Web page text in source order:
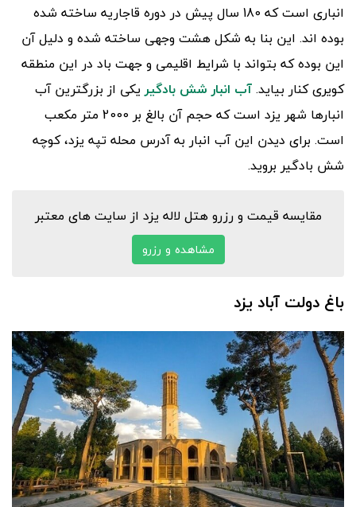
انباری است که 180 سال پیش در دوره قاجاریه ساخته شده
بوده اند. این بنا به شکل هشت وجهی ساخته شده و دلیل آن
این بوده که بتواند با شرایط اقلیمی و جهت باد در این منطقه
کویری کنار بیاید.آب انبار شش بادگیریکی از بزرگترین آب
انبارها شهر یزد است که حجم آن بالغ بر 2000 متر مکعب
است. برای دیدن این آب انبار به آدرس محله تپه یزد، کوچه
شش بادگیر بروید.
مقایسه قیمت و رزرو هتل لاله یزد از سایت های معتبر
مشاهده و رزرو
باغ دولت آباد یزد